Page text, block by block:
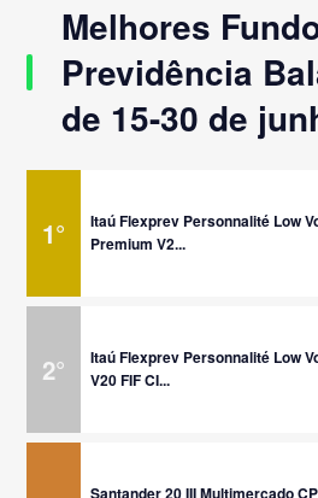
Melhores
Previdência
de 15-30 de
1°
Itaú Flexprev Personnalité Low
Premium V2...
2°
Itaú Flexprev Personnalité Low
V20 FIF CI...
Santander 20 III Multimercado CP